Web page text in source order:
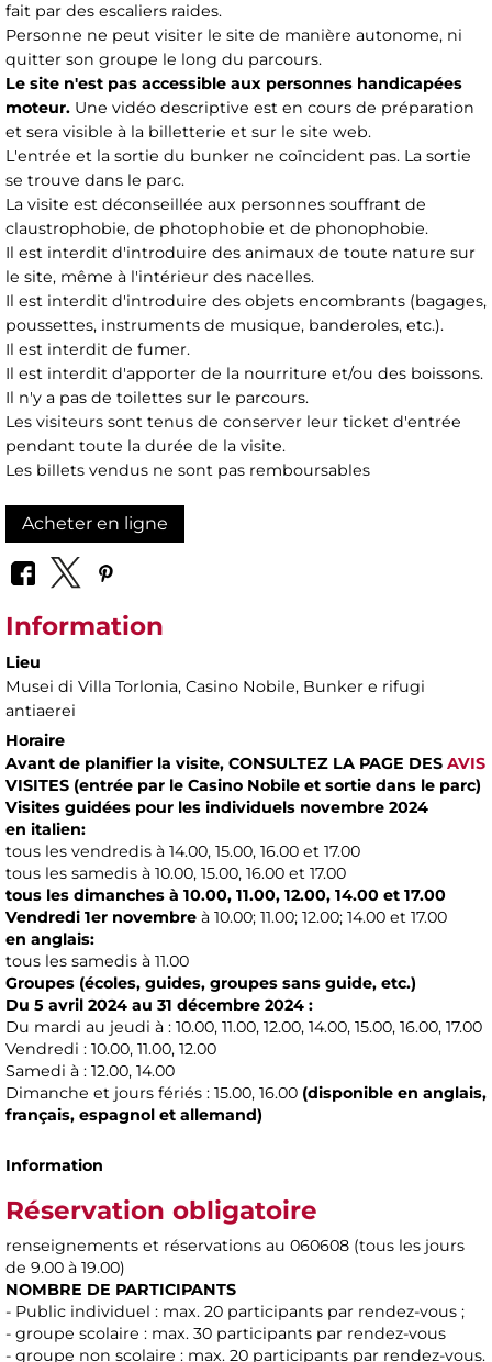
fait par des escaliers raides.
Personne ne peut visiter le site de manière autonome, ni
quitter son groupe le long du parcours.
Le site n'est pas accessible aux personnes handicapées
moteur. Une vidéo descriptive est en cours de préparation
et sera visible à la billetterie et sur le site web.
L'entrée et la sortie du bunker ne coïncident pas. La sortie
se trouve dans le parc.
La visite est déconseillée aux personnes souffrant de
claustrophobie, de photophobie et de phonophobie.
Il est interdit d'introduire des animaux de toute nature sur
le site, même à l'intérieur des nacelles.
Il est interdit d'introduire des objets encombrants (bagages,
poussettes, instruments de musique, banderoles, etc.).
Il est interdit de fumer.
Il est interdit d'apporter de la nourriture et/ou des boissons.
Il n'y a pas de toilettes sur le parcours.
Les visiteurs sont tenus de conserver leur ticket d'entrée
pendant toute la durée de la visite.
Les billets vendus ne sont pas remboursables
Acheter en ligne
Information
Lieu
Musei di Villa Torlonia, Casino Nobile, Bunker e rifugi
antiaerei
Horaire
Avant de planifier la visite, CONSULTEZ LA PAGE DES AVIS
VISITES (entrée par le Casino Nobile et sortie dans le parc)
Visites guidées pour les individuels novembre 2024
en italien:
tous les vendredis à 14.00, 15.00, 16.00 et 17.00
tous les samedis à 10.00, 15.00, 16.00 et 17.00
tous les dimanches à 10.00, 11.00, 12.00, 14.00 et 17.00
Vendredi 1er novembre à 10.00; 11.00; 12.00; 14.00 et 17.00
en anglais:
tous les samedis à 11.00
Groupes (écoles, guides, groupes sans guide, etc.)
Du 5 avril 2024 au 31 décembre 2024 :
Du mardi au jeudi à : 10.00, 11.00, 12.00, 14.00, 15.00, 16.00, 17.00
Vendredi : 10.00, 11.00, 12.00
Samedi à : 12.00, 14.00
Dimanche et jours fériés : 15.00, 16.00 (disponible en anglais,
français, espagnol et allemand)
Information
Réservation obligatoire
renseignements et réservations au 060608 (tous les jours
de 9.00 à 19.00)
NOMBRE DE PARTICIPANTS
- Public individuel : max. 20 participants par rendez-vous ;
- groupe scolaire : max. 30 participants par rendez-vous
- groupe non scolaire : max. 20 participants par rendez-vous.